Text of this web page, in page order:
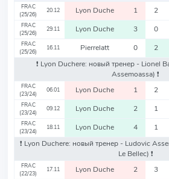
FRAC
(25/26)
20.12 Lyon Duche 1 2
FRAC
(25/26)
29.11 Lyon Duche 3 0
FRAC
(25/26)
16.11 Pierrelatt 0 2
❗️ Lyon Duchere: новый тренер - Lionel
Assemoassa) ❗️
FRAC
(23/24)
06.01 Lyon Duche 1 2
FRAC
(23/24)
09.12 Lyon Duche 2 1
FRAC
(23/24)
18.11 Lyon Duche 4 1
❗️ Lyon Duchere: новый тренер - Ludovic
Le Bellec) ❗️
FRAC
(22/23)
17.11 Lyon Duche 2 3